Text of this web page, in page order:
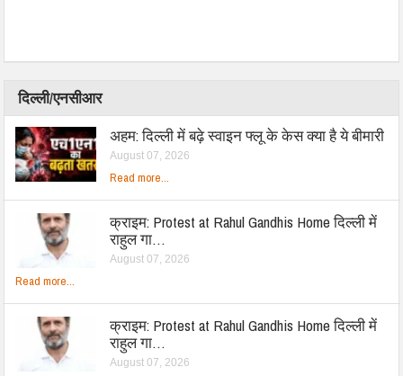
दिल्ली/एनसीआर
अहम: दिल्ली में बढ़े स्वाइन फ्लू के केस क्या है ये बीमारी
August 07, 2026
Read more...
क्राइम: Protest at Rahul Gandhis Home दिल्ली में
राहुल गा…
August 07, 2026
Read more...
क्राइम: Protest at Rahul Gandhis Home दिल्ली में
राहुल गा…
August 07, 2026